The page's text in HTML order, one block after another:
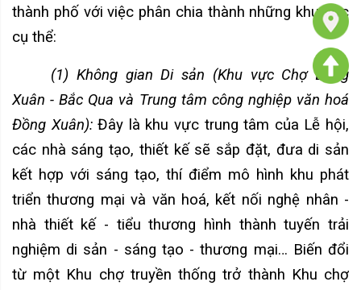
thành phố với việc phân chia thành những khu vực
cụ thể:
(1) Không gianDi sản (Khu vực Chợ Đồng
Xuân - Bắc Qua và Trung tâm công nghiệp văn hoá
Đồng Xuân):Đây là khu vực trung tâm của Lễ hội,
các nhà sáng tạo, thiết kế sẽ sắp đặt, đưa di sản
kết hợp với sáng tạo, thí điểm mô hình khu phát
triển thương mại và văn hoá, kết nối nghệ nhân -
nhà thiết kế - tiểu thương hình thành tuyến trải
nghiệm di sản - sáng tạo - thương mại… Biến đổi
từ một Khu chợ truyền thống trở thành Khu chợ